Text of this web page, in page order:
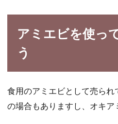
アミエビを使っ
う
食用のアミエビとして売られ
の場合もありますし、オキア